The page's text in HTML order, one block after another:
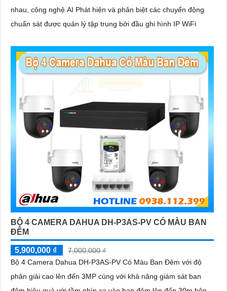
nhau, công nghệ AI Phát hiện và phân biệt các chuyển động
chuẩn sát được quản lý tập trung bởi đầu ghi hình IP WiFi
BỘ 4 CAMERA DAHUA DH-P3AS-PV CÓ MÀU BAN
ĐÊM
5,900,000 ₫
7,000,000 ₫
Bộ 4 Camera Dahua DH-P3AS-PV Có Màu Ban Đêm với độ
phân giải cao lên đến 3MP cùng với khả năng giám sát ban